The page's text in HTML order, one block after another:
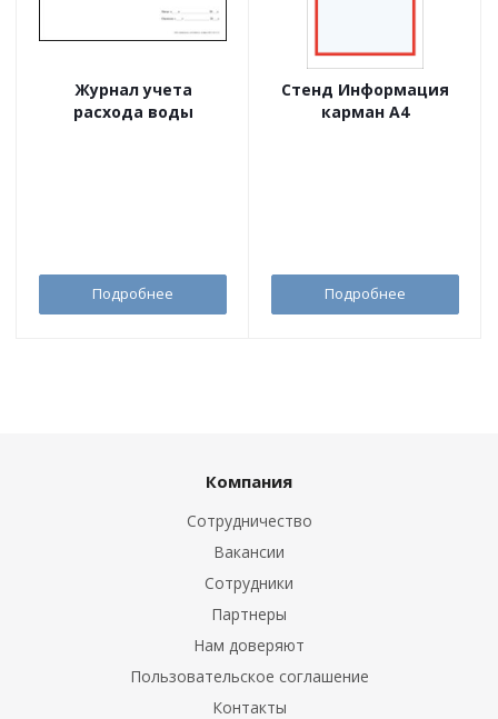
Журнал учета
расхода воды
Подробнее
Стенд Информация
карман А4
Подробнее
Компания
Сотрудничество
Вакансии
Сотрудники
Партнеры
Нам доверяют
Пользовательское соглашение
Контакты